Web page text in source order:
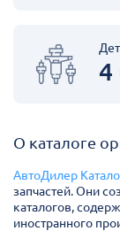
4
О каталоге
АвтоДилер
запчастей. Они
каталогов,
иностранного